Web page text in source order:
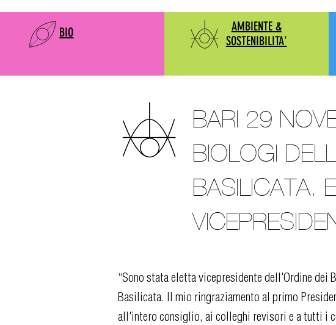
BIO
AMBIENTE &
SOSTENIBILITA'
BARI 29
BIOLOGI
BASILICATA.
“Sono stata eletta vicepresidente dell'Ordine dei
Basilicata. Il mio ringraziamento al primo
all'intero consiglio, ai colleghi revisori e a tutti i